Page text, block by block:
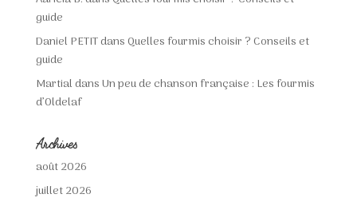
guide
Daniel PETITdansQuelles fourmis choisir ? Conseils et
guide
Martial dansUn peu de chanson française : Les fourmis
d’Oldelaf
Archives
août 2026
juillet 2026